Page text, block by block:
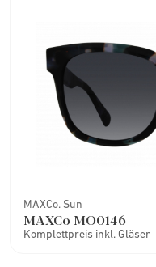
MAXCo. Sun
MAXCo MO0146
Komplettpreis inkl. Gläser